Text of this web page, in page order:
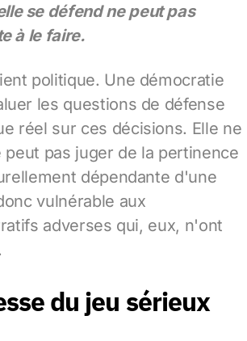
se défend ne peut pas
à le faire.
politique. Une démocratie
les questions de défense
réel sur ces décisions. Elle ne
pas juger de la pertinence
dépendante d'une
vulnérable aux
adverses qui, eux, n'ont
du jeu sérieux